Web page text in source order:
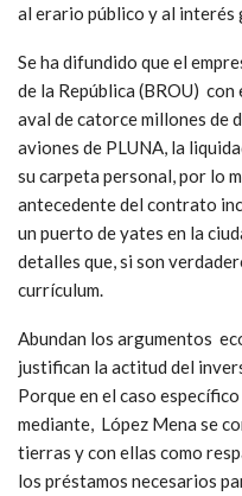
al erario público y al interés
Se ha difundido que el
de la República (BROU)
aval de catorce millones de
aviones de PLUNA, la
su carpeta personal, por lo
antecedente del contrato
un puerto de yates en la
detalles que, si son
currículum.
Abundan los argumentos
justifican la actitud del
Porque en el caso
mediante, López Mena se
tierras y con ellas como
los préstamos necesarios